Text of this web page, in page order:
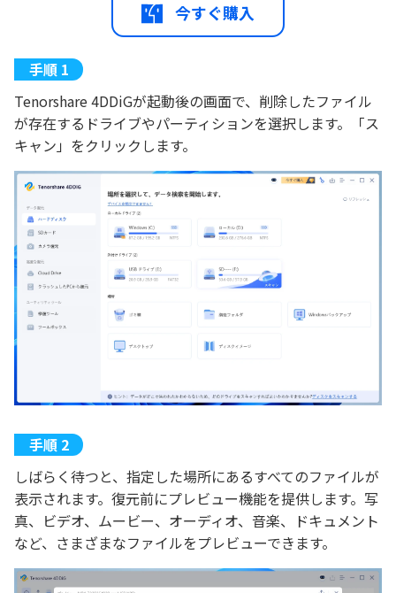
今すぐ購入
Tenorshare 4DDiGが起動後の画面で、削除したファイル
が存在するドライブやパーティションを選択します。「ス
キャン」をクリックします。
しばらく待つと、指定した場所にあるすべてのファイルが
表示されます。復元前にプレビュー機能を提供します。写
真、ビデオ、ムービー、オーディオ、音楽、ドキュメント
など、さまざまなファイルをプレビューできます。